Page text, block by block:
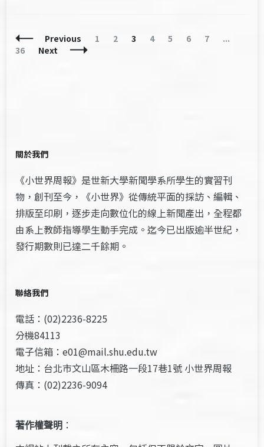
Posts
Navigation
Previous Page
1 Page
2 Page
3 Page
4 Page
5 Page
6 Page
7 ...
36
Next
關於我們
《小世界周報》是世新大學新聞學系所學生的實習刊
物，創刊至今，《小世界》從傳統平面的採訪、編輯、
排版至印刷，逐步走向數位化的線上新聞產出，全程都
由系上教師指導學生動手完成。迄今已出版逾半世紀，
發行期數則已達二千餘期。
聯絡我們
電話：(02)2236-8225
分機84113
電子信箱：e01@mail.shu.edu.tw
地址：台北市文山區木柵路一段17巷1號 小世界周報
傳真：(02)2236-9094
著作權聲明 ：